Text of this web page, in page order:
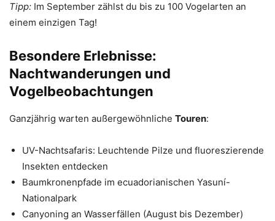
Tipp: Im September zählst du bis zu 100 Vogelarten an
einem einzigen Tag!
Besondere Erlebnisse:
Nachtwanderungen und
Vogelbeobachtungen
Ganzjährig warten außergewöhnliche Touren:
UV-Nachtsafaris: Leuchtende Pilze und fluoreszierende
Insekten entdecken
Baumkronenpfade im ecuadorianischen Yasuní-
Nationalpark
Canyoning an Wasserfällen (August bis Dezember)